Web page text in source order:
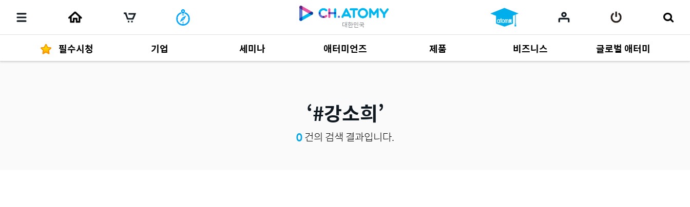
대한민국
필수시청 기업 세미나 애터미언즈 제품
제품 자료685
비즈니스
사업 자료165
글로벌 애터미
#강소희
0건의 검색 결과입니다.